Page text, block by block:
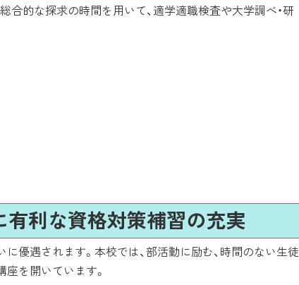
合的な探求の時間を用いて、適学適職検査や大学調べ・研
利な資格対策補習の充実
優遇されます。本校では、部活動に励む、時間のない生徒
を開いています。